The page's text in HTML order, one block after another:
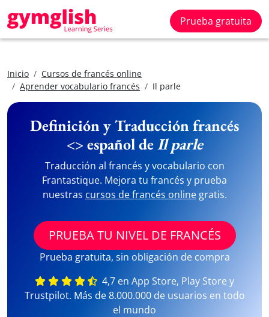
Prueba gratuita
Inicio
Cursos de francés online
Aprender vocabulario francés
Il parle
Definición y Traducción francés
<> español deIl parle
Traducción al francés y vocabulario con
Frantastique. Mejora tu francés y prueba
nuestras cursos de francés onlinegratis.
PRUEBA TU NIVEL DE FRANCÉS
Prueba gratuita, sin obligación de compra
4,7 en App Store, Play Store y
Trustpilot. Más de 8.000.000 de usuarios en todo
el mundo